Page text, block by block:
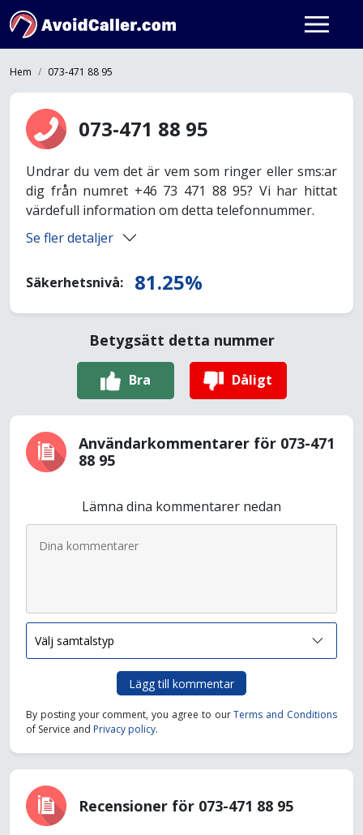
Hem 073-471 88 95
073-471 88 95
Undrar du vem det är vem som ringer eller sms:ar
dig från numret +46 73 471 88 95? Vi har hittat
värdefull information om detta telefonnummer.
Se fler detaljer
Säkerhetsnivå: 81.25%
Betygsätt detta nummer
Bra Dåligt
Användarkommentarer för 073-471
88 95
Lämna dina kommentarer nedan
Lägg till kommentar
By posting your comment, you agree to ourTerms and Conditions
of Service and Privacy policy.
Recensioner för 073-471 88 95